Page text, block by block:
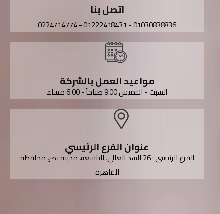
اتصل بنا
01030838836 - 01222418431 - 0224714774
مواعيد العمل بالشركة
السبت - الخميس 9:00 صباحاً - 6:00 مساء
عنوان الفرع الرئيسي
الفرع الرئيسي : 26 السد العالي، التاسعة، مدينة نصر، محافظة
القاهرة‬